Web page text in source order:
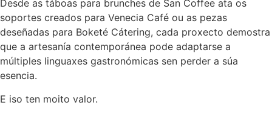
Desde as táboas para brunches de San Coffee ata os
soportes creados para Venecia Café ou as pezas
deseñadas para Boketé Cátering, cada proxecto demostra
que a artesanía contemporánea pode adaptarse a
múltiples linguaxes gastronómicas sen perder a súa
esencia.
E iso ten moito valor.